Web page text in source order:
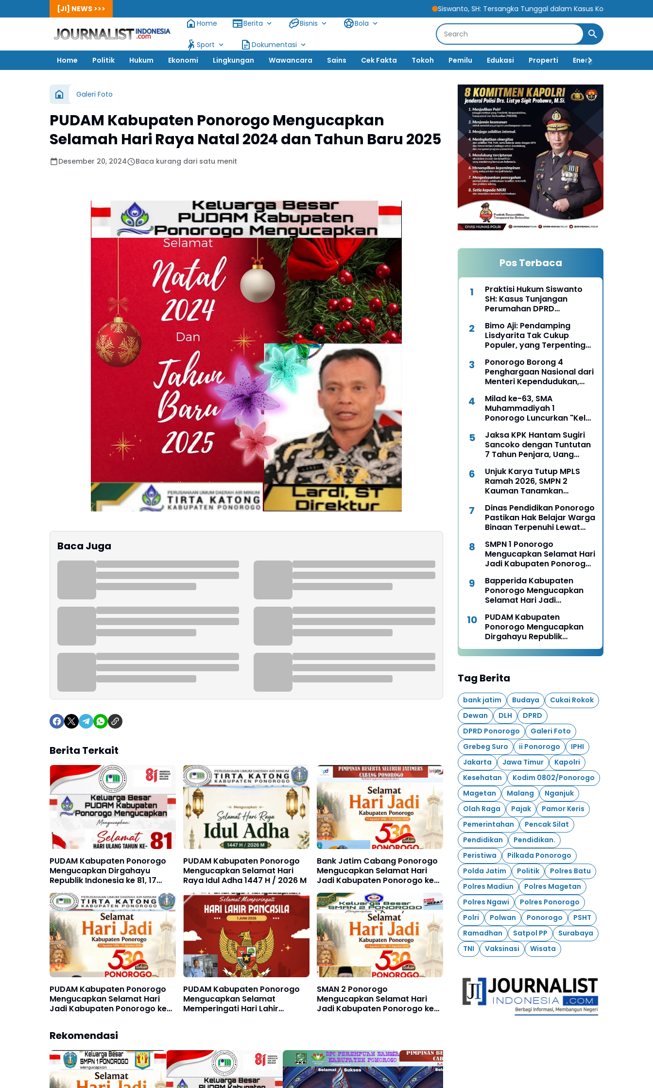
[JI] NEWS >>>
Siswanto, SH: Tersangka Tunggal dalam Kasus Korupsi Berpotensi Cederai Rasa
Home
Berita Bisnis Bola
Sport
Dokumentasi
Home
Politik Hukum Ekonomi Lingkungan Wawancara Sains Cek Fakta Tokoh Pemilu Edukasi Properti Energi
Galeri Foto
PUDAM Kabupaten Ponorogo Mengucapkan
Selamah Hari Raya Natal 2024 dan Tahun Baru 2025
Desember 20, 2024 Baca kurang dari satu menit
Baca Juga
Berita Terkait
PUDAM Kabupaten Ponorogo
Mengucapkan Dirgahayu
Republik Indonesia ke 81, 17
Agustus 1945 - 17 Agustus 2026
PUDAM Kabupaten Ponorogo
Mengucapkan Selamat Hari
Raya Idul Adha 1447 H / 2026 M
Bank Jatim Cabang Ponorogo
Mengucapkan Selamat Hari
Jadi Kabupaten Ponorogo ke
530, 11 Agustus 1496 - 11
Agustus 2026
PUDAM Kabupaten Ponorogo
Mengucapkan Selamat Hari
Jadi Kabupaten Ponorogo ke
PUDAM Kabupaten Ponorogo
Mengucapkan Selamat
Memperingati Hari Lahir
SMAN 2 Ponorogo
Mengucapkan Selamat Hari
Jadi Kabupaten Ponorogo ke
Rekomendasi
Pos Terbaca
Praktisi Hukum Siswanto
SH: Kasus Tunjangan
Perumahan DPRD
Terang Benderang
Bimo Aji: Pendamping
Lisdyarita Tak Cukup
Populer, yang Terpenting
Membangun Ponorogo
Ponorogo Borong 4
Penghargaan Nasional dari
Menteri Kependudukan,
Keluarga Berkualitas
Milad ke-63, SMA
Muhammadiyah 1
Ponorogo Luncurkan "Kelas
Pengusaha Muda
Jaksa KPK Hantam Sugiri
Sancoko dengan Tuntutan
7 Tahun Penjara, Uang
Unjuk Karya Tutup MPLS
Ramah 2026, SMPN 2
Kauman Tanamkan
Percaya Diri Siswa Baru
Dinas Pendidikan Ponorogo
Pastikan Hak Belajar Warga
Binaan Terpenuhi Lewat
Kesetaraan
SMPN 1 Ponorogo
Mengucapkan Selamat Hari
Jadi Kabupaten Ponorogo
Agustus 2026
Bapperida Kabupaten
Ponorogo Mengucapkan
Selamat Hari Jadi
530, 11 Agustus 1496 - 11
Agustus 2026
PUDAM Kabupaten
Ponorogo Mengucapkan
Dirgahayu Republik
1945 - 17 Agustus 2026
Tag Berita
bank jatim Budaya
Cukai Rokok
Dewan
DLH
DPRD
DPRD Ponorogo
Galeri Foto
Grebeg Suro
ii Ponorogo
IPHI
Jakarta
Jawa Timur
Kapolri
Kesehatan
Kodim 0802/Ponorogo
Magetan
Malang
Nganjuk
Olah Raga
Pajak
Pamor Keris
Pemerintahan
Pencak Silat
Pendidikan
Pendidikan.
Peristiwa
Pilkada Ponorogo
Polda Jatim
Politik
Polres Batu
Polres Madiun
Polres Magetan
Polres Ngawi
Polres Ponorogo
Polri
Polwan Ponorogo
PSHT
Ramadhan
Satpol PP
Surabaya
TNI
Vaksinasi Wisata